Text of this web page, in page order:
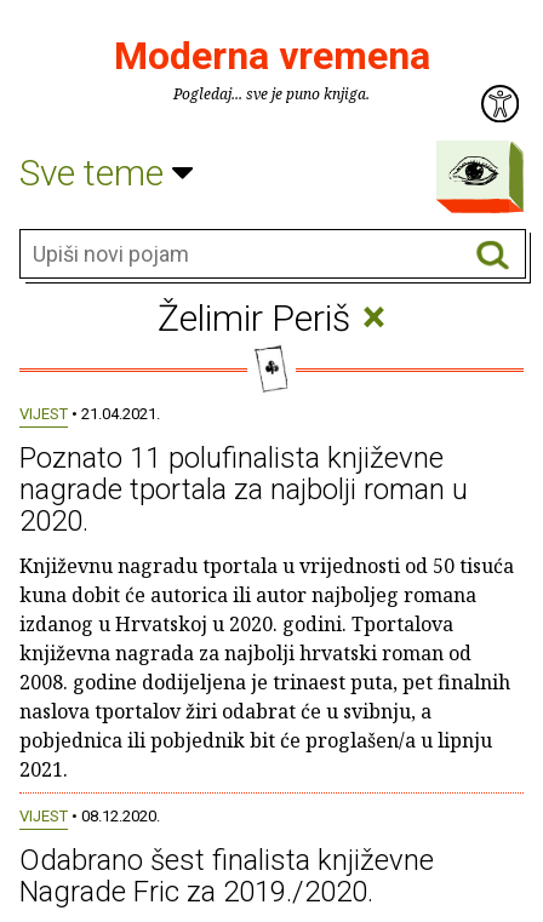
Moderna vremena
Pogledaj... sve je puno knjiga.
Sve teme
Želimir Periš ×
VIJEST • 21.04.2021.
Poznato 11 polufinalista književne
nagrade tportala za najbolji roman u
2020.
Književnu nagradu tportala u vrijednosti od 50 tisuća
kuna dobit će autorica ili autor najboljeg romana
izdanog u Hrvatskoj u 2020. godini. Tportalova
književna nagrada za najbolji hrvatski roman od
2008. godine dodijeljena je trinaest puta, pet finalnih
naslova tportalov žiri odabrat će u svibnju, a
pobjednica ili pobjednik bit će proglašen/a u lipnju
2021.
VIJEST • 08.12.2020.
Odabrano šest finalista književne
Nagrade Fric za 2019./2020.